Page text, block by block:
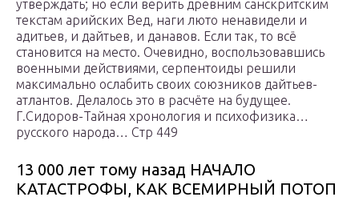
утверждать; но если верить древним санскритским
текстам арийских Вед, наги люто ненавидели и
адитьев, и дайтьев, и данавов. Если так, то всё
становится на место. Очевидно, воспользовавшись
военными действиями, серпентоиды решили
максимально ослабить своих союзников дайтьев-
атлантов. Делалось это в расчёте на будущее.
Г.Сидоров-Тайная хронология и психофизика…
русского народа… Стр 449
13 000 лет тому назад НАЧАЛО
КАТАСТРОФЫ, КАК ВСЕМИРНЫЙ ПОТОП